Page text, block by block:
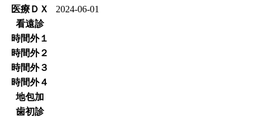
医療ＤＸ
2024-06-01
看遠診
時間外１
時間外２
時間外３
時間外４
地包加
歯初診